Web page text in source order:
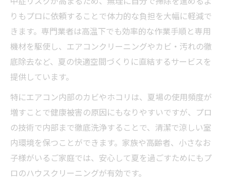
りもプロに依頼することで体力的な負担を大幅に軽減で
きます。専門業者は高温下でも効率的な作業手順と専用
機材を駆使し、エアコンクリーニングやカビ・汚れの徹
底除去など、夏の快適空間づくりに直結するサービスを
提供しています。
特にエアコン内部のカビやホコリは、夏場の使用頻度が
増すことで健康被害の原因にもなりやすいですが、プロ
の技術で内部まで徹底洗浄することで、清潔で涼しい室
内環境を保つことができます。家族や高齢者、小さなお
子様がいるご家庭では、安心して夏を過ごすためにもプ
ロのハウスクリーニングが有効です。